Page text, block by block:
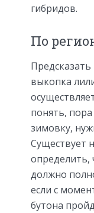
гибридов.
По
выкопка
понять,
зимовку,
Существует
определить,
должно
если с
бутона